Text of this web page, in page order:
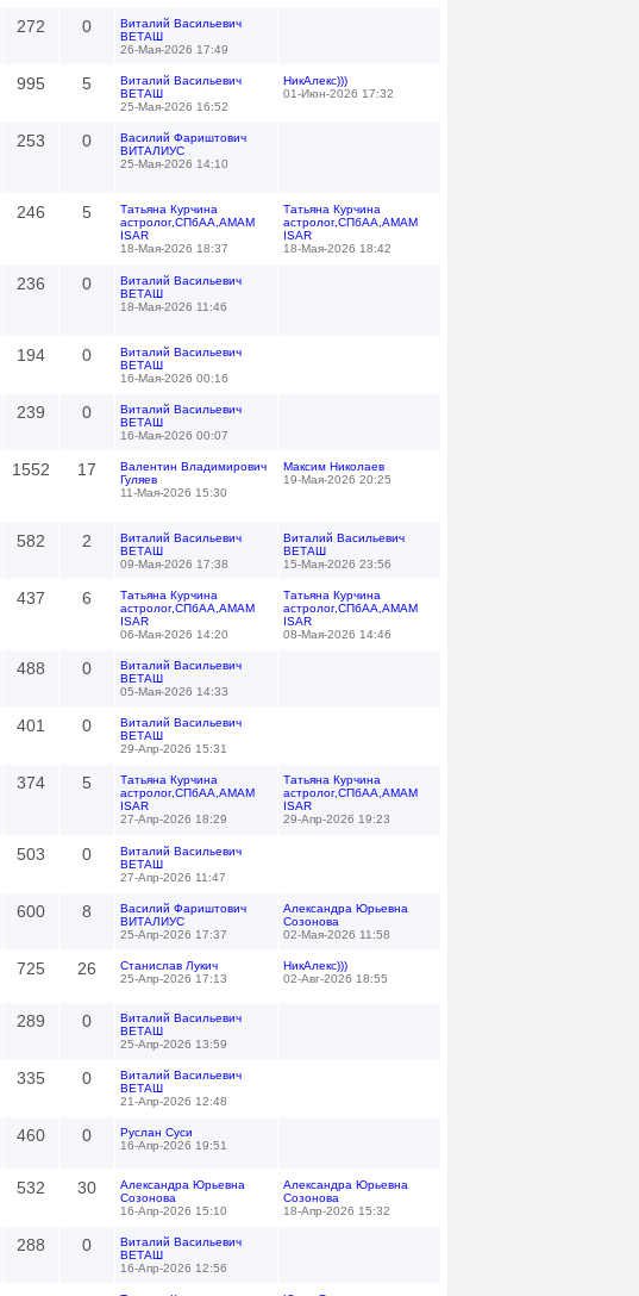
272 0
Виталий Васильевич
ВЕТАШ
26-Мая-2026 17:49
995 5
Виталий Васильевич
ВЕТАШ
25-Мая-2026 16:52
НикАлекс)))
01-Июн-2026 17:32
253 0
Василий Фариштович
ВИТАЛИУС
25-Мая-2026 14:10
246 5
Татьяна Курчина
астролог,СПбАА,АМАМ
ISAR
18-Мая-2026 18:37
Татьяна Курчина
астролог,СПбАА,АМАМ
ISAR
18-Мая-2026 18:42
236 0
Виталий Васильевич
ВЕТАШ
18-Мая-2026 11:46
194 0
Виталий Васильевич
ВЕТАШ
16-Мая-2026 00:16
239 0
Виталий Васильевич
ВЕТАШ
16-Мая-2026 00:07
1552 17
Валентин Владимирович
Гуляев
11-Мая-2026 15:30
Максим Николаев
19-Мая-2026 20:25
582 2
Виталий Васильевич
ВЕТАШ
09-Мая-2026 17:38
Виталий Васильевич
ВЕТАШ
15-Мая-2026 23:56
437 6
Татьяна Курчина
астролог,СПбАА,АМАМ
ISAR
06-Мая-2026 14:20
Татьяна Курчина
астролог,СПбАА,АМАМ
ISAR
08-Мая-2026 14:46
488 0
Виталий Васильевич
ВЕТАШ
05-Мая-2026 14:33
401 0
Виталий Васильевич
ВЕТАШ
29-Апр-2026 15:31
374 5
Татьяна Курчина
астролог,СПбАА,АМАМ
ISAR
27-Апр-2026 18:29
Татьяна Курчина
астролог,СПбАА,АМАМ
ISAR
29-Апр-2026 19:23
503 0
Виталий Васильевич
ВЕТАШ
27-Апр-2026 11:47
600 8
Василий Фариштович
ВИТАЛИУС
25-Апр-2026 17:37
Александра Юрьевна
Созонова
02-Мая-2026 11:58
725 26
Станислав Лукич
25-Апр-2026 17:13
НикАлекс)))
02-Авг-2026 18:55
289 0
Виталий Васильевич
ВЕТАШ
25-Апр-2026 13:59
335 0
Виталий Васильевич
ВЕТАШ
21-Апр-2026 12:48
460 0
Руслан Суси
16-Апр-2026 19:51
532 30
Александра Юрьевна
Созонова
16-Апр-2026 15:10
Александра Юрьевна
Созонова
18-Апр-2026 15:32
288 0
Виталий Васильевич
ВЕТАШ
16-Апр-2026 12:56